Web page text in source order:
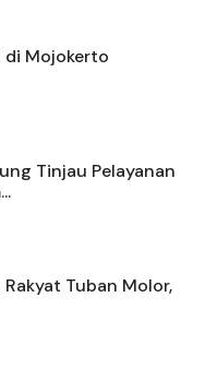
di Mojokerto
Tinjau Pelayanan
Tuban Molor,